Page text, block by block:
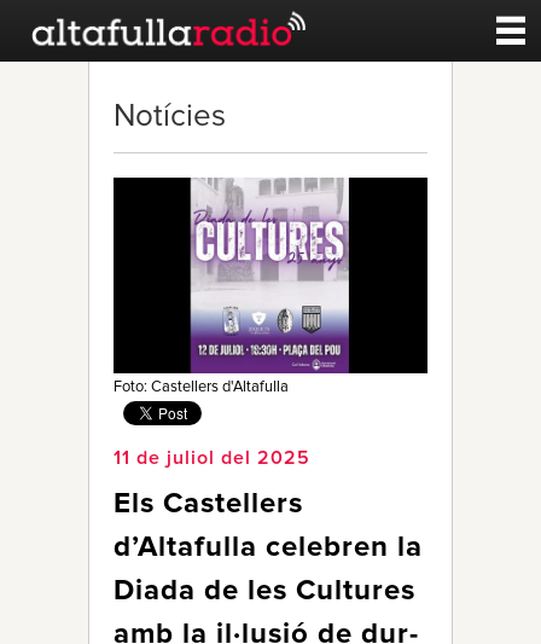
Esports
Noticies
Qui Som
Notícies
Foto: Castellers d'Altafulla
11 de juliol del 2025
Els Castellers
d’Altafulla celebren la
Diada de les Cultures
amb la il·lusió de dur-